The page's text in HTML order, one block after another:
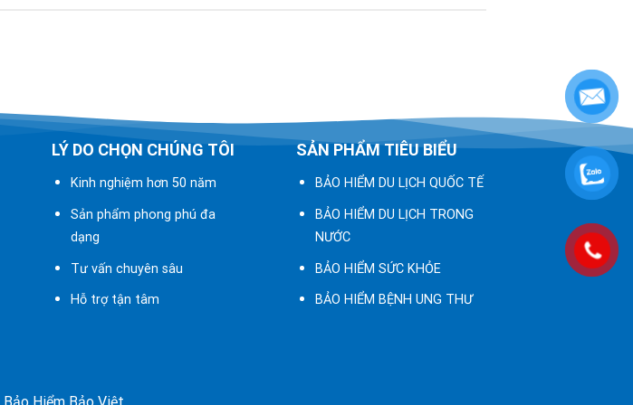
LÝ DO CHỌN CHÚNG TÔI
Kinh nghiệm hơn 50 năm
Sản phẩm phong phú đa
dạng
Tư vấn chuyên sâu
Hỗ trợ tận tâm
SẢN PHẨM TIÊU BIỂU
BẢO HIỂM DU LỊCH QUỐC TẾ
BẢO HIỂM DU LỊCH TRONG
NƯỚC
BẢO HIỂM SỨC KHỎE
BẢO HIỂM BỆNH UNG THƯ